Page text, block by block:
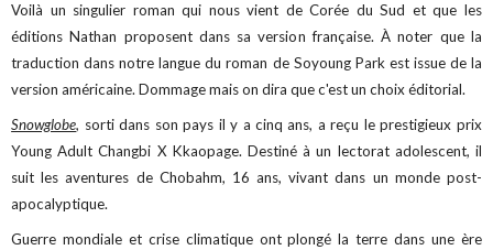
Voilà un singulier roman qui nous vient de Corée du Sud et que les
éditions Nathan proposent dans sa version française. À noter que la
traduction dans notre langue du roman de Soyoung Park est issue de la
version américaine. Dommage mais on dira que c'est un choix éditorial.
Snowglobe, sorti dans son pays il y a cinq ans, a reçu le prestigieux prix
Young Adult Changbi X Kkaopage. Destiné à un lectorat adolescent, il
suit les aventures de Chobahm, 16 ans, vivant dans un monde post-
apocalyptique.
Guerre mondiale et crise climatique ont plongé la terre dans une ère